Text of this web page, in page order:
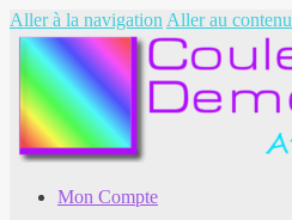
Aller à la navigation Aller au contenu
Mon Compte